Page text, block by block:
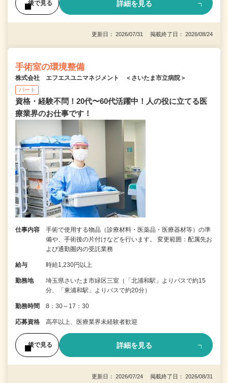
後で見る 詳細を見る
更新日： 2026/07/31 掲載終了日： 2026/08/24
手術室の環境整備
株式会社 エフエスユニマネジメント ＜さいたま市立病院＞
パート
資格・経験不問！20代〜60代活躍中！人の役に立てる医
療業界のお仕事です！
仕事内容
手術で使用する物品（診療材料・医薬品・医療器材等）の準
備や、手術後の片付けなどを行います。 変更範囲：配属先お
よび通勤圏内の受託業務
給与 時給1,230円以上
勤務地
埼玉県さいたま市緑区三室（「北浦和駅」よりバスで約15
分、「東浦和駅」よりバスで約20分）
勤務時間 8：30～17：30
応募資格 高卒以上、医療業界未経験者歓迎
後で見る 詳細を見る
更新日： 2026/07/24 掲載終了日： 2026/08/31